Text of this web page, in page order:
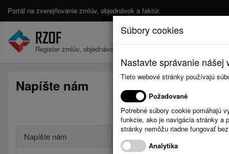
Portál na zverejňovanie zmlúv, objednávok a faktúr.
Register zmlúv, objednávok a faktúr.
Napíšte nám
Napíšte nám
Súbory cookies
Nastavte správanie
Tieto webové stránky používajú
Požadované
Potrebné súbory cookie pomáhajú
funkcie, ako je navigácia stránky a
stránky nemôžu riadne fungovať
Analytika